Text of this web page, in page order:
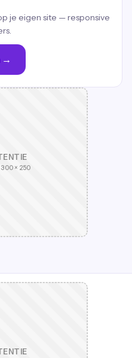
je eigen site — responsive
→
300 × 250